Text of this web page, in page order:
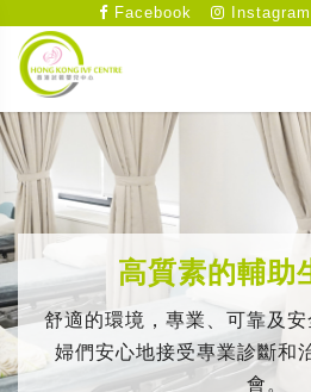
Facebook Instagram
高質素的輔助
舒適的環境，專業、可靠及
婦們安心地接受專業診斷和
會。